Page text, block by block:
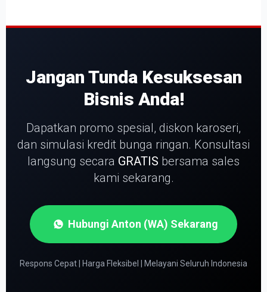
Jangan Tunda Kesuksesan
Bisnis Anda!
Dapatkan promo spesial, diskon karoseri,
dan simulasi kredit bunga ringan. Konsultasi
langsung secara GRATIS bersama sales
kami sekarang.
Hubungi Anton (WA) Sekarang
Respons Cepat | Harga Fleksibel | Melayani Seluruh Indonesia